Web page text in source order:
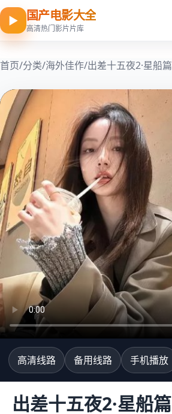
▶ 国产电影大全
高清热门影片片库
首页/分类/海外佳作/出差十五夜2·星船篇
高清线路 备用线路 手机播放
出差十五夜2·星船篇